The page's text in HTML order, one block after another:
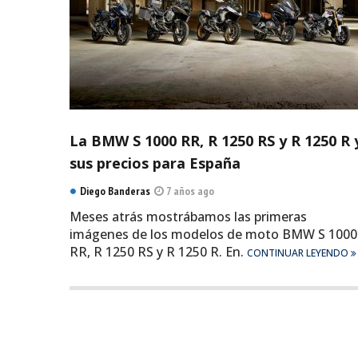
La BMW S 1000 RR, R 1250 RS y R 1250 R
sus precios para España
Diego Banderas 7 años ago
Meses atrás mostrábamos las primeras
imágenes de los modelos de moto BMW S 1000
RR, R 1250 RS y R 1250 R. En. CONTINUAR LEYENDO